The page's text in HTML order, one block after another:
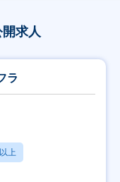
求人
ラ
上